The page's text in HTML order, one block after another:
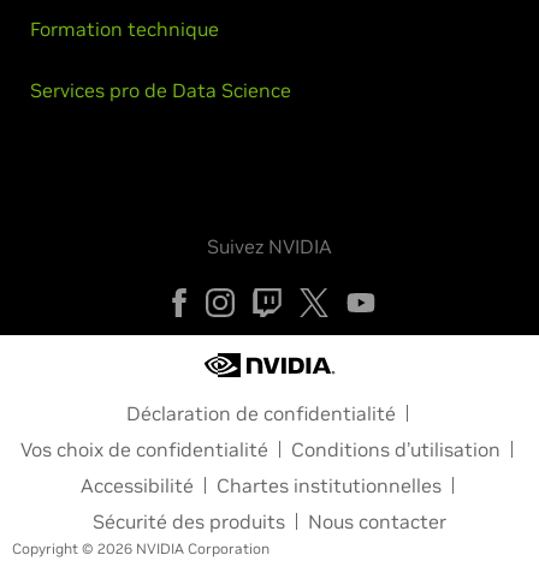
Formation technique
Services pro de Data Science
Suivez NVIDIA
Déclaration de confidentialité
Vos choix de confidentialité
Conditions d’utilisation
Accessibilité
Chartes institutionnelles
Sécurité des produits
Nous contacter
Copyright © 2026 NVIDIA Corporation